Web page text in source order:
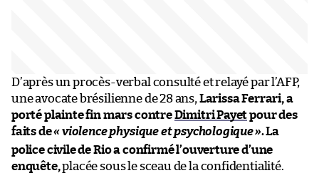
D’après un procès-verbal consulté et relayé par l’AFP,
une avocate brésilienne de 28 ans, Larissa Ferrari, a
porté plainte fin mars contreDimitri Payetpour des
faits de« violence physique et psychologique». La
police civile de Rio a confirmé l’ouverture d’une
enquête,placée sous le sceau de la confidentialité.